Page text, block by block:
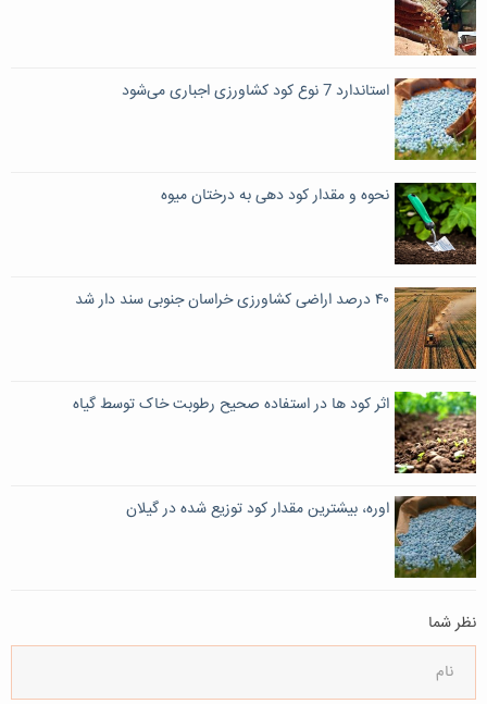
استاندارد 7 نوع کود کشاورزی اجباری می‌شود
نحوه و مقدار کود دهی به درختان میوه
۴۰ درصد اراضی کشاورزی خراسان جنوبی سند دار شد
اثر کود ها در استفاده صحیح رطوبت خاک توسط گیاه
اوره، بیشترین مقدار کود توزیع شده در گیلان
نظر شما